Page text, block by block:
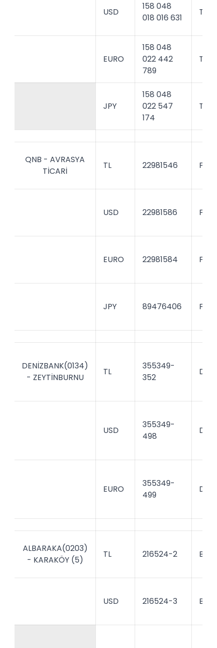
USD
158 048
018 016 631
EURO
158 048
022 442
789
JPY
158 048
022 547
174
QNB - AVRASYA
TİCARİ
TL 22981546
USD 22981586
EURO 22981584
JPY 89476406
DENİZBANK(0134)
- ZEYTİNBURNU
TL
355349-
352
USD
355349-
498
EURO
355349-
499
ALBARAKA(0203)
- KARAKÖY (5)
TL 216524-2
USD 216524-3